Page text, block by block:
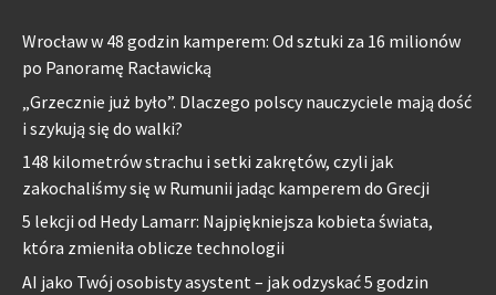
Wrocław w 48 godzin kamperem: Od sztuki za 16 milionów
po Panoramę Racławicką
„Grzecznie już było”. Dlaczego polscy nauczyciele mają dość
i szykują się do walki?
148 kilometrów strachu i setki zakrętów, czyli jak
zakochaliśmy się w Rumunii jadąc kamperem do Grecji
5 lekcji od Hedy Lamarr: Najpiękniejsza kobieta świata,
która zmieniła oblicze technologii
AI jako Twój osobisty asystent – jak odzyskać 5 godzin